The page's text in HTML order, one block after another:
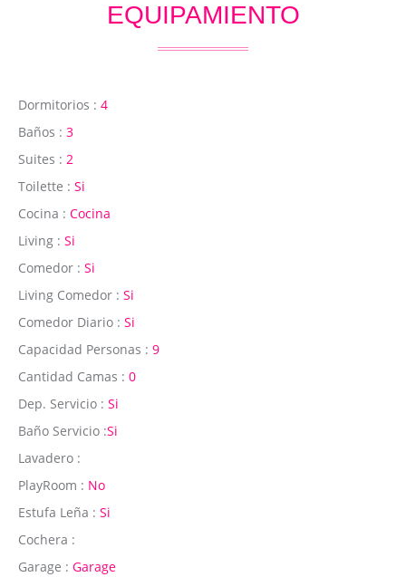
EQUIPAMIENTO
Dormitorios : 4
Baños : 3
Suites : 2
Toilette : Si
Cocina : Cocina
Living : Si
Comedor : Si
Living Comedor : Si
Comedor Diario : Si
Capacidad Personas : 9
Cantidad Camas : 0
Dep. Servicio : Si
Baño Servicio :Si
Lavadero :
PlayRoom : No
Estufa Leña : Si
Cochera :
Garage : Garage